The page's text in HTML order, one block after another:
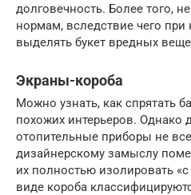
долговечность. Более того,
нормам, вследствие чего
выделять букет вредных
Экраны-короба
Можно узнать, как спрятать
похожих интерьеров. Однако
отопительные приборы не
дизайнерскому замыслу
их полностью изолировать
виде короба